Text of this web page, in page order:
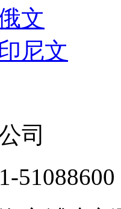
文
尼文
司
51088600